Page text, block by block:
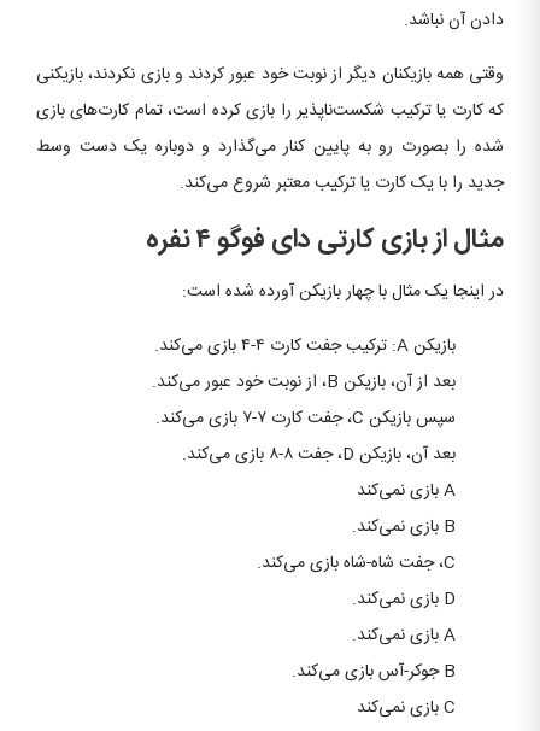
دادن آن نباشد.
وقتی همه بازیکنان دیگر از نوبت خود عبور کردند و بازی نکردند، بازیکنی
که کارت یا ترکیب شکست‌ناپذیر را بازی کرده است، تمام کارت‌های بازی
شده را بصورت رو به پایین کنار می‌گذارد و دوباره یک دست وسط
جدید را با یک کارت یا ترکیب معتبر شروع می‌کند.
مثال از بازی کارتی دای فوگو ۴ نفره
در اینجا یک مثال با چهار بازیکن آورده شده است:
بازیکن A: ترکیب جفت کارت ۴-۴ بازی می‌کند.
بعد از آن، بازیکن B، از نوبت خود عبور می‌کند.
سپس بازیکن C، جفت کارت ۷-۷ بازی می‌کند.
بعد آن، بازیکن D، جفت ۸-۸ بازی می‌کند.
A بازی نمی‌کند
B بازی نمی‌کند.
C، جفت شاه-شاه بازی می‌کند.
D بازی نمی‌کند.
A بازی نمی‌کند.
B جوکر-آس بازی می‌کند.
C بازی نمی‌کند